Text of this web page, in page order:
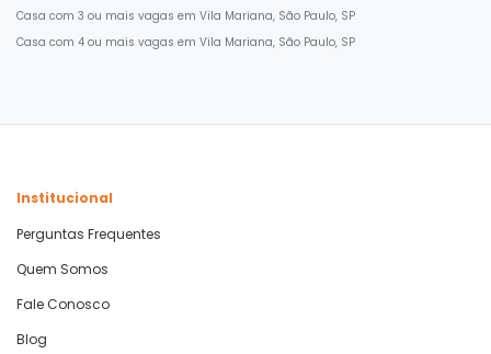
Casa com 3 ou mais vagas em Vila Mariana, São Paulo, SP
Casa com 4 ou mais vagas em Vila Mariana, São Paulo, SP
Institucional
Perguntas Frequentes
Quem Somos
Fale Conosco
Blog